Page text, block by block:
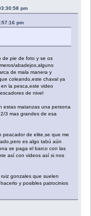
pm
pm
de pie de foto y se os
abadejos,alguno
de mala manera y
coleando,este chaval ya
la pesca,este video
de nivel
estas matanzas una persona
3 mas grandes de esa
peacador de elite,se que me
es algo tabú aún
se paga el barco con las
así con videos así si nos
gonzales que suelen
y posibles patrocinios